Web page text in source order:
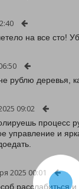
на все сто!
рублю деревья,
09:02
процесс
управление и
2025 00:01
расслабиться